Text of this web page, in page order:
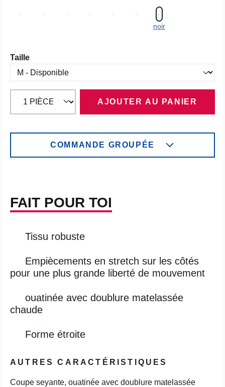
noir
Sélectionnez
Taille
AJOUTER AU PANIER
COMMANDE GROUPÉE
FAIT POUR TOI
Tissu robuste
Empiècements en stretch sur les côtés
pour une plus grande liberté de mouvement
ouatinée avec doublure matelassée
chaude
Forme étroite
AUTRES CARACTÉRISTIQUES
Coupe seyante, ouatinée avec doublure matelassée